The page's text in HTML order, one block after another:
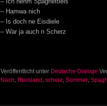
– Hamwa nich
– Is doch ne Eisdiele
– War ja auch n Scherz
Veröffentlicht unter Deutsche Dialoge
Nach, Russland , scherz, Sommer,